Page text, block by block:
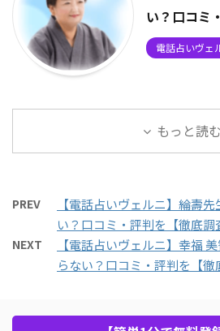
い？口コミ
電話占いヴェ
もっと読む
PREV
【電話占いヴェルニ】綸壽
い？口コミ・評判を【徹底調
NEXT
【電話占いヴェルニ】幸福
らない？口コミ・評判を【徹